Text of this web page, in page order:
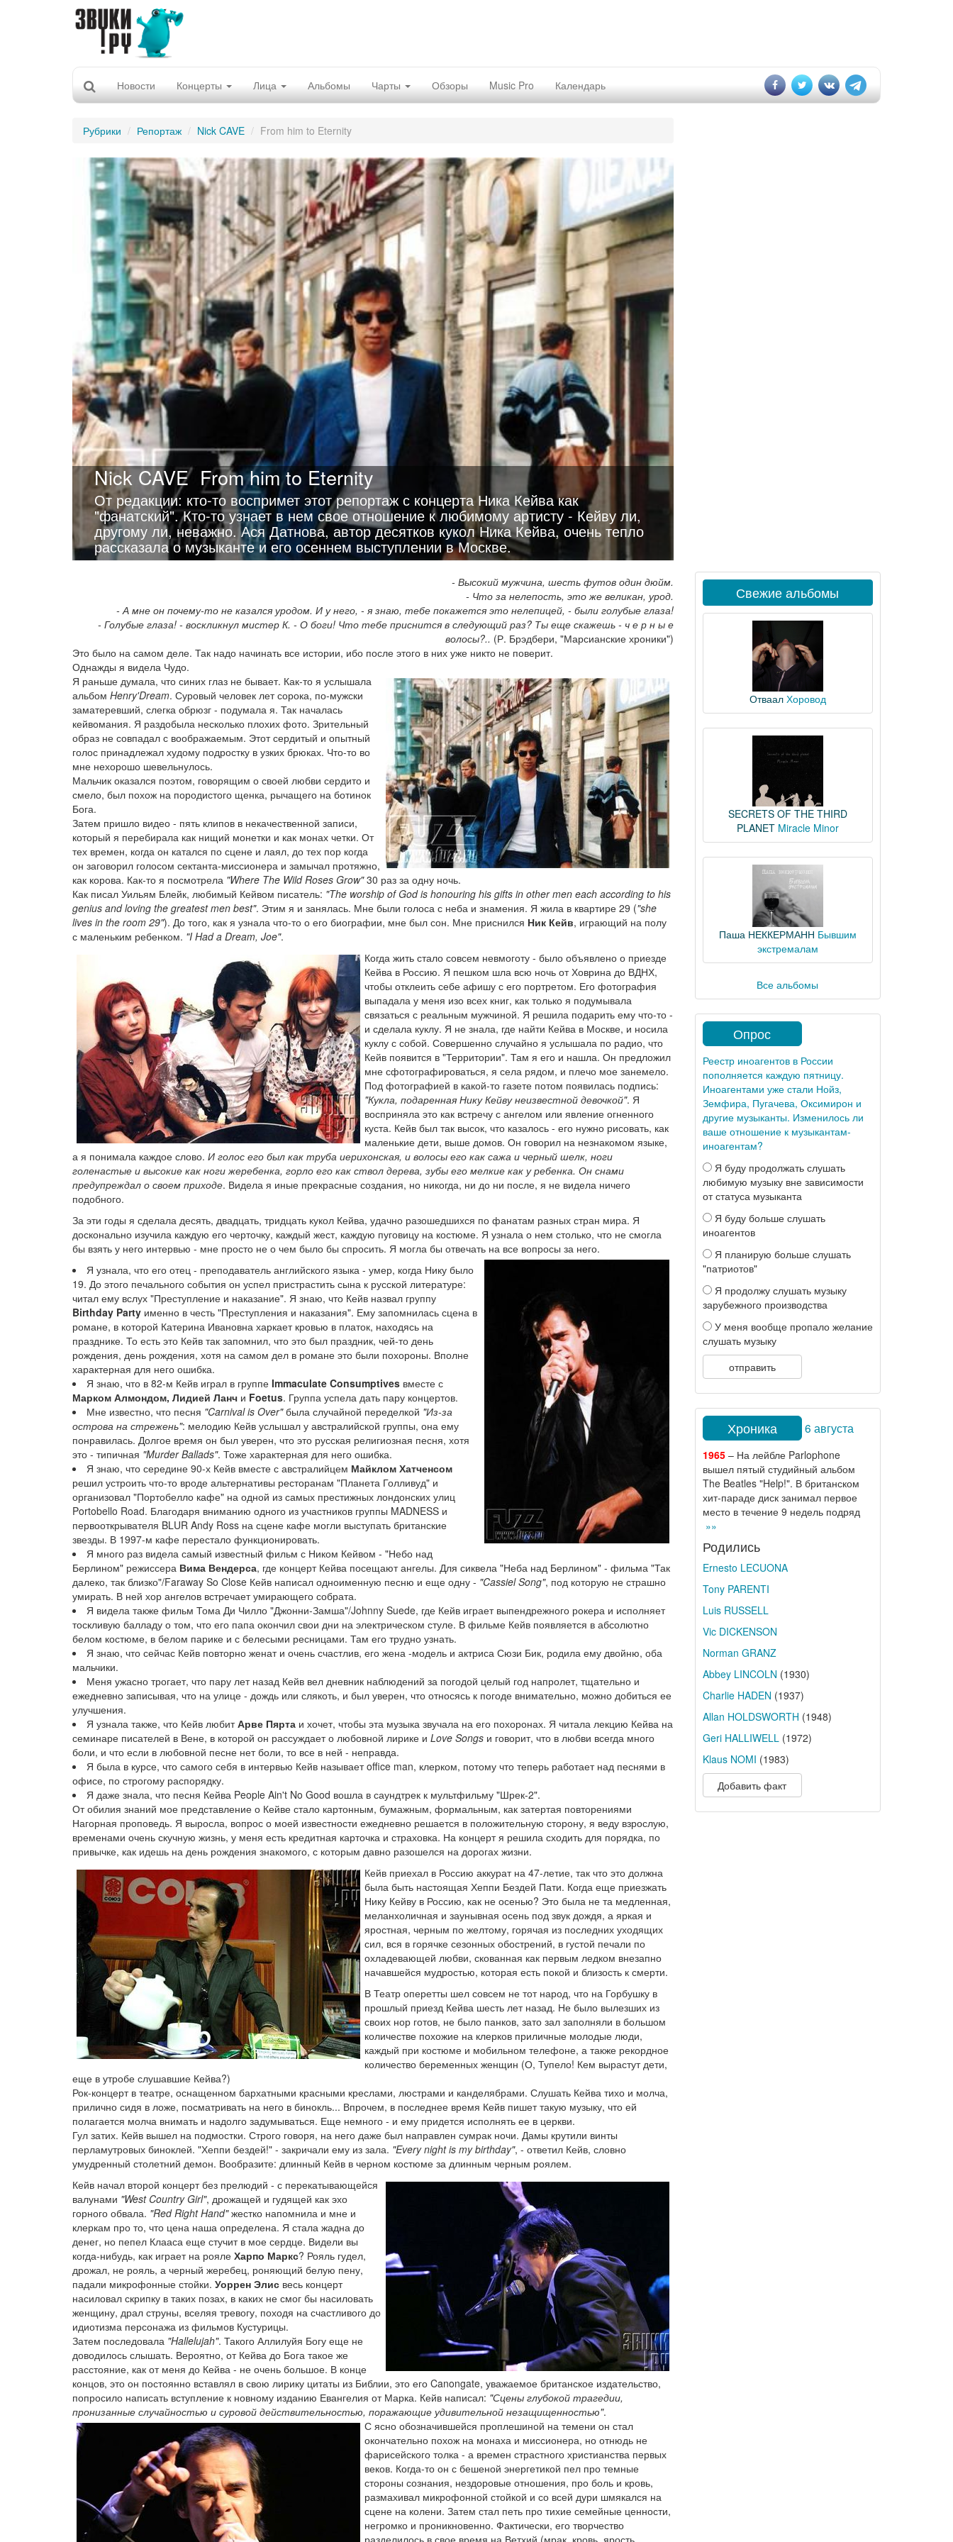
Новости Концерты Лица Альбомы Чарты Обзоры Music Pro Календарь
Рубрики Репортаж Nick CAVE From him to Eternity
Nick CAVE From him to Eternity
От редакции: кто-то воспримет этот репортаж с концерта Ника Кейва как
"фанатский". Кто-то узнает в нем свое отношение к любимому артисту - Кейву ли,
другому ли, неважно. Ася Датнова, автор десятков кукол Ника Кейва, очень тепло
рассказала о музыканте и его осеннем выступлении в Москве.
- Высокий мужчина, шесть футов один дюйм.
- Что за нелепость, это же великан, урод.
- А мне он почему-то не казался уродом. И у него, - я знаю, тебе покажется это нелепицей, - были голубые глаза!
- Голубые глаза! - воскликнул мистер К. - О боги! Что тебе приснится в следующий раз? Ты еще скажешь - ч е р н ы е
волосы?.. (Р. Брэдбери, "Марсианские хроники")
Это было на самом деле. Так надо начинать все истории, ибо после этого в них уже никто не поверит.
Однажды я видела Чудо.
Я раньше думала, что синих глаз не бывает. Как-то я услышала
альбом Henry'Dream. Суровый человек лет сорока, по-мужски
заматеревший, слегка обрюзг - подумала я. Так началась
кейвомания. Я раздобыла несколько плохих фото. Зрительный
образ не совпадал с воображаемым. Этот сердитый и опытный
голос принадлежал худому подростку в узких брюках. Что-то во
мне нехорошо шевельнулось.
Мальчик оказался поэтом, говорящим о своей любви сердито и
смело, был похож на породистого щенка, рычащего на ботинок
Бога.
Затем пришло видео - пять клипов в некачественной записи,
который я перебирала как нищий монетки и как монах четки. От
тех времен, когда он катался по сцене и лаял, до тех пор когда
он заговорил голосом сектанта-миссионера и замычал протяжно,
как корова. Как-то я посмотрела "Where The Wild Roses Grow"30 раз за одну ночь.
Как писал Уильям Блейк, любимый Кейвом писатель: "The worship of God is honouring his gifts in other men each according to his
genius and loving the greatest men best". Этим я и занялась. Мне были голоса с неба и знамения. Я жила в квартире 29 ("she
lives in the room 29"). До того, как я узнала что-то о его биографии, мне был сон. Мне приснился Ник Кейв, играющий на полу
с маленьким ребенком. "I Had a Dream, Joe".
Когда жить стало совсем невмоготу - было объявлено о приезде
Кейва в Россию. Я пешком шла всю ночь от Ховрина до ВДНХ,
чтобы отклеить себе афишу с его портретом. Его фотография
выпадала у меня изо всех книг, как только я подумывала
связаться с реальным мужчиной. Я решила подарить ему что-то -
и сделала куклу. Я не знала, где найти Кейва в Москве, и носила
куклу с собой. Совершенно случайно я услышала по радио, что
Кейв появится в "Территории". Там я его и нашла. Он предложил
мне сфотографироваться, я села рядом, и плечо мое занемело.
Под фотографией в какой-то газете потом появилась подпись:
"Кукла, подаренная Нику Кейву неизвестной девочкой". Я
восприняла это как встречу с ангелом или явление огненного
куста. Кейв был так высок, что казалось - его нужно рисовать, как
маленькие дети, выше домов. Он говорил на незнакомом языке,
а я понимала каждое слово. И голос его был как труба иерихонская, и волосы его как сажа и черный шелк, ноги
голенастые и высокие как ноги жеребенка, горло его как ствол дерева, зубы его мелкие как у ребенка. Он снами
предупреждал о своем приходе. Видела я иные прекрасные создания, но никогда, ни до ни после, я не видела ничего
подобного.
За эти годы я сделала десять, двадцать, тридцать кукол Кейва, удачно разошедшихся по фанатам разных стран мира. Я
досконально изучила каждую его черточку, каждый жест, каждую пуговицу на костюме. Я узнала о нем столько, что не смогла
бы взять у него интервью - мне просто не о чем было бы спросить. Я могла бы отвечать на все вопросы за него.
Я узнала, что его отец - преподаватель английского языка - умер, когда Нику было
19. До этого печального события он успел пристрастить сына к русской литературе:
читал ему вслух "Преступление и наказание". Я знаю, что Кейв назвал группу
Birthday Party именно в честь "Преступления и наказания". Ему запомнилась сцена в
романе, в которой Катерина Ивановна харкает кровью в платок, находясь на
празднике. То есть это Кейв так запомнил, что это был праздник, чей-то день
рождения, день рождения, хотя на самом дел в романе это были похороны. Вполне
характерная для него ошибка.
Я знаю, что в 82-м Кейв играл в группе Immaculate Consumptives вместе с
Марком Алмондом, Лидией Ланч и Foetus. Группа успела дать пару концертов.
Мне известно, что песня "Carnival is Over"была случайной переделкой "Из-за
острова на стрежень": мелодию Кейв услышал у австралийской группы, она ему
понравилась. Долгое время он был уверен, что это русская религиозная песня, хотя
это - типичная "Murder Ballads". Тоже характерная для него ошибка.
Я знаю, что середине 90-х Кейв вместе с австралийцем Майклом Хатченсом
решил устроить что-то вроде альтернативы ресторанам "Планета Голливуд" и
организовал "Портобелло кафе" на одной из самых престижных лондонских улиц
Portobello Road. Благодаря вниманию одного из участников группы MADNESS и
первооткрывателя BLUR Andy Ross на сцене кафе могли выступать британские
звезды. В 1997-м кафе перестало функционировать.
Я много раз видела самый известный фильм с Ником Кейвом - "Небо над
Берлином" режиссера Вима Вендерса, где концерт Кейва посещают ангелы. Для сиквела "Неба над Берлином" - фильма "Так
далеко, так близко"/Faraway So Close Кейв написал одноименную песню и еще одну - "Cassiel Song", под которую не страшно
умирать. В ней хор ангелов встречает умирающего собрата.
Я видела также фильм Тома Ди Чилло "Джонни-Замша"/Johnny Suede, где Кейв играет выпендрежного рокера и исполняет
тоскливую балладу о том, что его папа окончил свои дни на электрическом стуле. В фильме Кейв появляется в абсолютно
белом костюме, в белом парике и с белесыми ресницами. Там его трудно узнать.
Я знаю, что сейчас Кейв повторно женат и очень счастлив, его жена -модель и актриса Сюзи Бик, родила ему двойню, оба
мальчики.
Меня ужасно трогает, что пару лет назад Кейв вел дневник наблюдений за погодой целый год напролет, тщательно и
ежедневно записывая, что на улице - дождь или слякоть, и был уверен, что относясь к погоде внимательно, можно добиться ее
улучшения.
Я узнала также, что Кейв любитАрве Пярта и хочет, чтобы эта музыка звучала на его похоронах. Я читала лекцию Кейва на
семинаре писателей в Вене, в которой он рассуждает о любовной лирике и Love Songs и говорит, что в любви всегда много
боли, и что если в любовной песне нет боли, то все в ней - неправда.
Я была в курсе, что самого себя в интервью Кейв называет office man, клерком, потому что теперь работает над песнями в
офисе, по строгому распорядку.
Я даже знала, что песня Кейва People Ain't No Good вошла в саундтрек к мультфильму "Шрек-2".
От обилия знаний мое представление о Кейве стало картонным, бумажным, формальным, как затертая повторениями
Нагорная проповедь. Я выросла, вопрос о моей известности ежедневно решается в положительную сторону, я веду взрослую,
временами очень скучную жизнь, у меня есть кредитная карточка и страховка. На концерт я решила сходить для порядка, по
привычке, как идешь на день рождения знакомого, с которым давно разошелся на дорогах жизни.
Кейв приехал в Россию аккурат на 47-летие, так что это должна
была быть настоящая Хеппи Бездей Пати. Когда еще приезжать
Нику Кейву в Россию, как не осенью? Это была не та медленная,
меланхоличная и заунывная осень под звук дождя, а яркая и
яростная, черным по желтому, горячая из последних уходящих
сил, вся в горячке сезонных обострений, в густой печали по
охладевающей любви, скованная как первым ледком внезапно
начавшейся мудростью, которая есть покой и близость к смерти.
В Театр оперетты шел совсем не тот народ, что на Горбушку в
прошлый приезд Кейва шесть лет назад. Не было вылезших из
своих нор готов, не было панков, зато зал заполняли в большом
количестве похожие на клерков приличные молодые люди,
каждый при костюме и мобильном телефоне, а также рекордное
количество беременных женщин (О, Тупело! Кем вырастут дети,
еще в утробе слушавшие Кейва?)
Рок-концерт в театре, оснащенном бархатными красными креслами, люстрами и канделябрами. Слушать Кейва тихо и молча,
прилично сидя в ложе, посматривать на него в бинокль... Впрочем, в последнее время Кейв пишет такую музыку, что ей
полагается молча внимать и надолго задумываться. Еще немного - и ему придется исполнять ее в церкви.
Гул затих. Кейв вышел на подмостки. Строго говоря, на него даже был направлен сумрак ночи. Дамы крутили винты
перламутровых биноклей. "Хеппи бездей!" - закричали ему из зала. "Every night is my birthday", - ответил Кейв, словно
умудренный столетний демон. Вообразите: длинный Кейв в черном костюме за длинным черным роялем.
Кейв начал второй концерт без прелюдий - с перекатывающейся
валунами "West Country Girl", дрожащей и гудящей как эхо
горного обвала. "Red Right Hand"жестко напомнила и мне и
клеркам про то, что цена наша определена. Я стала жадна до
денег, но пепел Клааса еще стучит в мое сердце. Видели вы
когда-нибудь, как играет на рояле Харпо Маркс? Рояль гудел,
дрожал, не рояль, а черный жеребец, роняющий белую пену,
падали микрофонные стойки. Уоррен Элис весь концерт
насиловал скрипку в таких позах, в каких не смог бы насиловать
женщину, драл струны, вселяя тревогу, походя на счастливого до
идиотизма персонажа из фильмов Кустурицы.
Затем последовала "Hallelujah". Такого Аллилуйя Богу еще не
доводилось слышать. Вероятно, от Кейва до Бога такое же
расстояние, как от меня до Кейва - не очень большое. В конце
концов, это он постоянно вставлял в свою лирику цитаты из Библии, это его Canongate, уважаемое британское издательство,
попросило написать вступление к новному изданию Евангелия от Марка. Кейв написал: "Сцены глубокой трагедии,
пронизанные случайностью и суровой действительностью, поражающие удивительной незащищенностью".
С ясно обозначившейся проплешиной на темени он стал
окончательно похож на монаха и миссионера, но отнюдь не
фарисейского толка - а времен страстного христианства первых
веков. Когда-то он с бешеной энергетикой пел про темные
стороны сознания, нездоровые отношения, про боль и кровь,
размахивал микрофонной стойкой и со всей дури шмякался на
сцене на колени. Затем стал петь про тихие семейные ценности,
негромко и проникновенно. Фактически, его творчество
разделилось в свое время на Ветхий (мрак, кровь, ярость,
Свежие альбомы
Отваал Хоровод
SECRETS OF THE THIRD
PLANET Miracle Minor
Паша НЕККЕРМАНН Бывшим
экстремалам
Все альбомы
Опрос
Реестр иноагентов в России
пополняется каждую пятницу.
Иноагентами уже стали Нойз,
Земфира, Пугачева, Оксимирон и
другие музыканты. Изменилось ли
ваше отношение к музыкантам-
иноагентам?
Я буду продолжать слушать
любимую музыку вне зависимости
от статуса музыканта
Я буду больше слушать
иноагентов
Я планирую больше слушать
"патриотов"
Я продолжу слушать музыку
зарубежного производства
У меня вообще пропало желание
слушать музыку
отправить
Хроника 6 августа
1965– На лейбле Parlophone
вышел пятый студийный альбом
The Beatles "Help!". В британском
хит-параде диск занимал первое
место в течение 9 недель подряд
»»
Родились
Ernesto LECUONA
Tony PARENTI
Luis RUSSELL
Vic DICKENSON
Norman GRANZ
Abbey LINCOLN (1930)
Charlie HADEN (1937)
Allan HOLDSWORTH (1948)
Geri HALLIWELL(1972)
Klaus NOMI (1983)
Добавить факт